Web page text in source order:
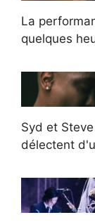
La
quelques
Syd et
délectent